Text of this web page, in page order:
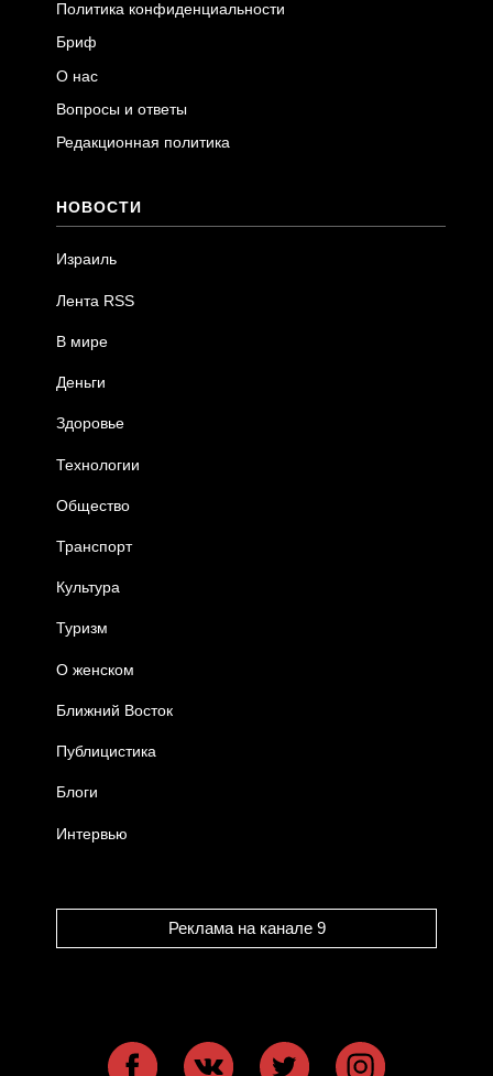
Политика конфиденциальности
Бриф
О нас
Вопросы и ответы
Редакционная политика
НОВОСТИ
Израиль
Лента RSS
В мире
Деньги
Здоровье
Технологии
Общество
Транспорт
Культура
Туризм
О женском
Ближний Восток
Публицистика
Блоги
Интервью
Реклама на канале 9